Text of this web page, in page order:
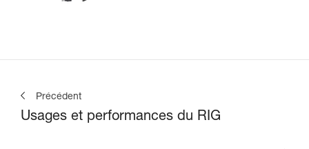
Précédent
Usages et performances du RIG